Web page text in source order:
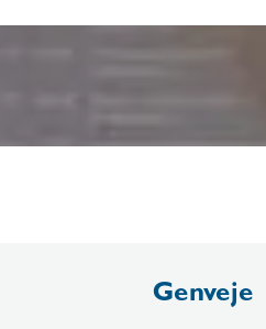
Genveje